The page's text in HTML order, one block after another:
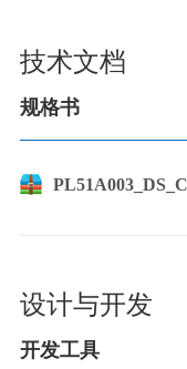
技术文档
规格书
设计与开发
开发工具